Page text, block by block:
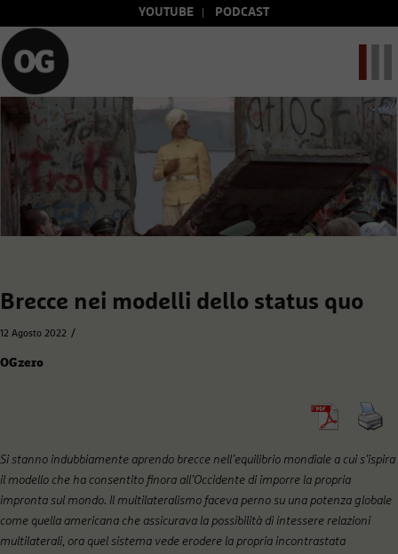
YOUTUBE PODCAST
Brecce nei modelli dello status quo
12 Agosto 2022 /
OGzero
Si stanno indubbiamente aprendo brecce nell’equilibrio mondiale a cui s’ispira
il modello che ha consentito finora all’Occidente di imporre la propria
impronta sul mondo. Il multilateralismo faceva perno su una potenza globale
come quella americana che assicurava la possibilità di intessere relazioni
multilaterali, ora quel sistema vede erodere la propria incontrastata